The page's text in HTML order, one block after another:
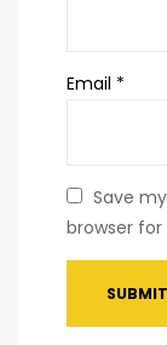
Email *
Save
browser